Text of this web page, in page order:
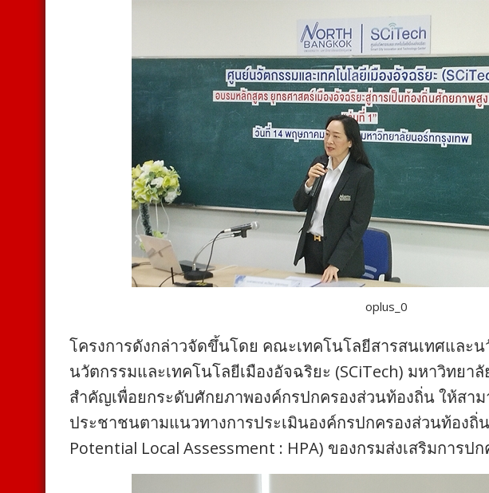
oplus_0
โครงการดังกล่าวจัดขึ้นโดย คณะเทคโนโลยีสารสนเทศและ
นวัตกรรมและเทคโนโลยีเมืองอัจฉริยะ (SCiTech) มหาวิทยา
สำคัญเพื่อยกระดับศักยภาพองค์กรปกครองส่วนท้องถิ่น ให้สา
ประชาชนตามแนวทางการประเมินองค์กรปกครองส่วนท้องถิ่
Potential Local Assessment : HPA) ของกรมส่งเสริมการป